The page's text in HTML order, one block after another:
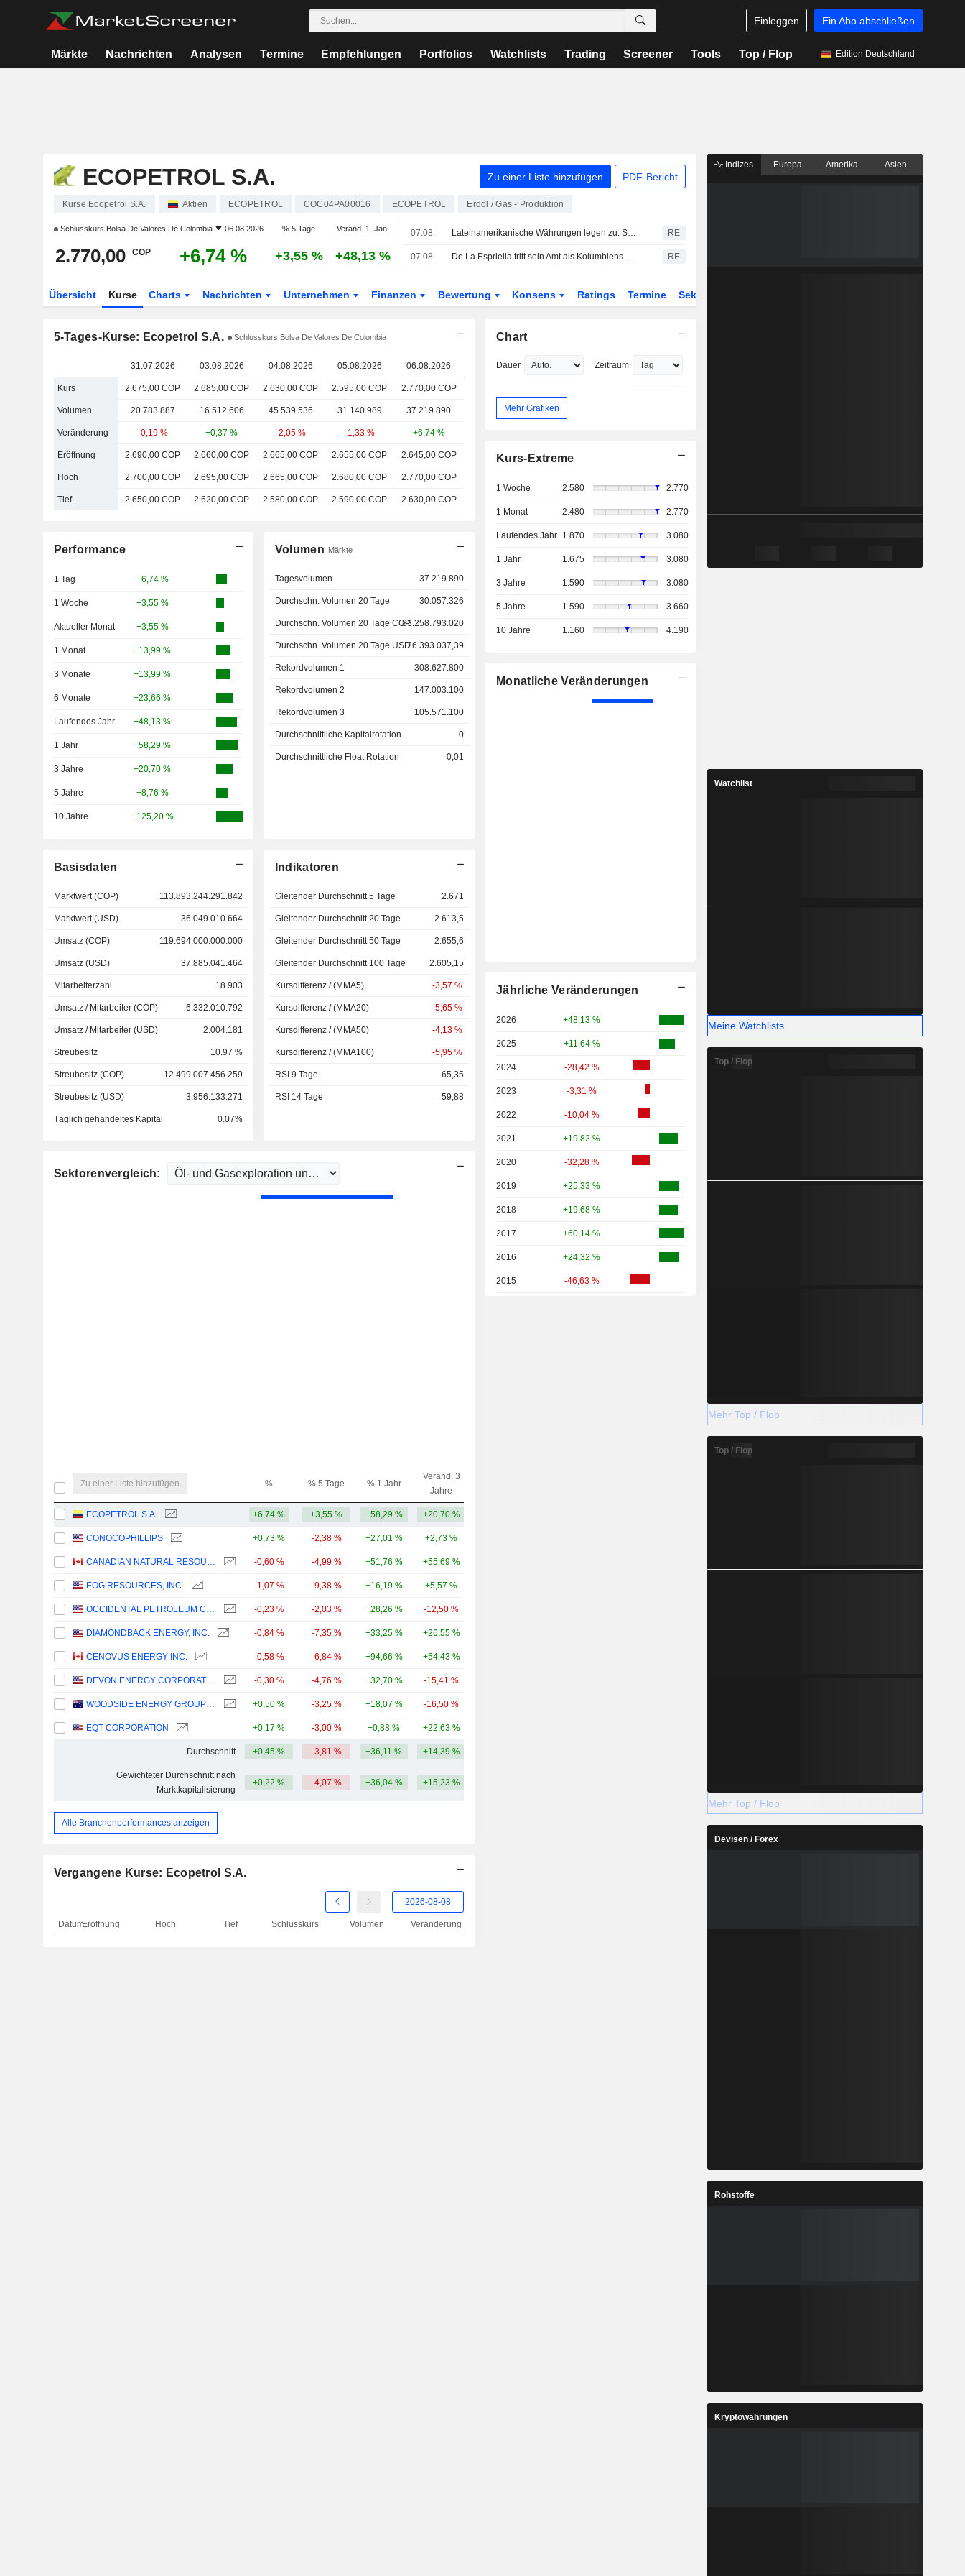
Einloggen Ein Abo abschließen
Märkte Nachrichten Analysen Termine Empfehlungen Portfolios Watchlists Trading Screener Tools Top / Flop Edition Deutschland
ECOPETROL S.A. Zu einer Liste hinzufügen PDF-Bericht
Kurse Ecopetrol S.A. Aktien ECOPETROL COC04PA00016 ECOPETROL Erdöl / Gas - Produktion
Schlusskurs Bolsa De Valores De Colombia 06.08.2026 % 5 Tage Veränd. 1. Jan.
2.770,00 COP +6,74 % +3,55 % +48,13 %
07.08. Lateinamerikanische Währungen legen zu: Schwächerer US-Arbeitsmarkt belastet Dollar, Aktien uneinheitlich RE
07.08. De La Espriella tritt sein Amt als Kolumbiens Präsident mit Versprechen eines harten Durchgreifens bei der Sicherheit an RE
Übersicht Kurse Charts Nachrichten Unternehmen Finanzen Bewertung Konsens Ratings Termine Sektor
5-Tages-Kurse: Ecopetrol S.A. Schlusskurs Bolsa De Valores De Colombia
31.07.2026 03.08.2026 04.08.2026 05.08.2026 06.08.2026
Kurs 2.675,00 COP 2.685,00 COP 2.630,00 COP 2.595,00 COP 2.770,00 COP
Volumen 20.783.887 16.512.606 45.539.536 31.140.989 37.219.890
Veränderung -0,19 % +0,37 % -2,05 % -1,33 % +6,74 %
Eröffnung 2.690,00 COP 2.660,00 COP 2.665,00 COP 2.655,00 COP 2.645,00 COP
Hoch 2.700,00 COP 2.695,00 COP 2.665,00 COP 2.680,00 COP 2.770,00 COP
Tief 2.650,00 COP 2.620,00 COP 2.580,00 COP 2.590,00 COP 2.630,00 COP
Performance
1 Tag +6,74 %
1 Woche +3,55 %
Aktueller Monat +3,55 %
1 Monat +13,99 %
3 Monate +13,99 %
6 Monate +23,66 %
Laufendes Jahr +48,13 %
1 Jahr +58,29 %
3 Jahre +20,70 %
5 Jahre +8,76 %
10 Jahre +125,20 %
Volumen Märkte
Tagesvolumen 37.219.890
Durchschn. Volumen 20 Tage 30.057.326
Durchschn. Volumen 20 Tage COP83.258.793.020
Durchschn. Volumen 20 Tage USD26.393.037,39
Rekordvolumen 1 308.627.800
Rekordvolumen 2 147.003.100
Rekordvolumen 3 105.571.100
Durchschnittliche Kapitalrotation 0
Durchschnittliche Float Rotation 0,01
Basisdaten
Marktwert (COP) 113.893.244.291.842
Marktwert (USD) 36.049.010.664
Umsatz (COP) 119.694.000.000.000
Umsatz (USD) 37.885.041.464
Mitarbeiterzahl 18.903
Umsatz / Mitarbeiter (COP) 6.332.010.792
Umsatz / Mitarbeiter (USD) 2.004.181
Streubesitz 10.97 %
Streubesitz (COP) 12.499.007.456.259
Streubesitz (USD) 3.956.133.271
Täglich gehandeltes Kapital 0.07%
Indikatoren
Gleitender Durchschnitt 5 Tage 2.671
Gleitender Durchschnitt 20 Tage 2.613,5
Gleitender Durchschnitt 50 Tage 2.655,6
Gleitender Durchschnitt 100 Tage 2.605,15
Kursdifferenz / (MMA5) -3,57 %
Kursdifferenz / (MMA20) -5,65 %
Kursdifferenz / (MMA50) -4,13 %
Kursdifferenz / (MMA100) -5,95 %
RSI 9 Tage 65,35
RSI 14 Tage 59,88
Sektorenvergleich:
Zu einer Liste hinzufügen % % 5 Tage % 1 Jahr
Veränd. 3
Jahre
ECOPETROL S.A. +6,74 % +3,55 % +58,29 % +20,70 %
CONOCOPHILLIPS +0,73 % -2,38 % +27,01 % +2,73 %
CANADIAN NATURAL RESOURCES LIMITED -0,60 % -4,99 % +51,76 % +55,69 %
EOG RESOURCES, INC. -1,07 % -9,38 % +16,19 % +5,57 %
OCCIDENTAL PETROLEUM CORPORATION -0,23 % -2,03 % +28,26 % -12,50 %
DIAMONDBACK ENERGY, INC. -0,84 % -7,35 % +33,25 % +26,55 %
CENOVUS ENERGY INC. -0,58 % -6,84 % +94,66 % +54,43 %
DEVON ENERGY CORPORATION -0,30 % -4,76 % +32,70 % -15,41 %
WOODSIDE ENERGY GROUP LTD +0,50 % -3,25 % +18,07 % -16,50 %
EQT CORPORATION +0,17 % -3,00 % +0,88 % +22,63 %
Durchschnitt +0,45 % -3,81 % +36,11 % +14,39 %
Gewichteter Durchschnitt nach
Marktkapitalisierung
+0,22 % -4,07 % +36,04 % +15,23 %
Alle Branchenperformances anzeigen
Vergangene Kurse: Ecopetrol S.A.
DatumEröffnung Hoch Tief Schlusskurs Volumen Veränderung
Chart
Dauer Zeitraum
Mehr Grafiken
Kurs-Extreme
1 Woche 2.580 2.770
1 Monat 2.480 2.770
Laufendes Jahr 1.870 3.080
1 Jahr 1.675 3.080
3 Jahre 1.590 3.080
5 Jahre 1.590 3.660
10 Jahre 1.160 4.190
Monatliche Veränderungen
Jährliche Veränderungen
2026 +48,13 %
2025 +11,64 %
2024 -28,42 %
2023 -3,31 %
2022 -10,04 %
2021 +19,82 %
2020 -32,28 %
2019 +25,33 %
2018 +19,68 %
2017 +60,14 %
2016 +24,32 %
2015 -46,63 %
Indizes Europa Amerika Asien
Watchlist
Meine Watchlists
Top / Flop
Mehr Top / Flop
Top / Flop
Mehr Top / Flop
Devisen / Forex
Rohstoffe
Kryptowährungen